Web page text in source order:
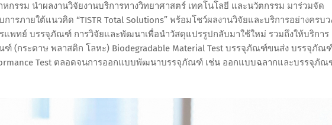
รรม นำผลงานวิจัยงานบริการทางวิทยาศาสตร์ เทคโนโลยี และนวัตกรรม มาร่วมจัด
รภายใต้แนวคิด “TISTR Total Solutions” พร้อมโชว์ผลงานวิจัยและบริการอย่างครบว
แพทย์ บรรจุภัณฑ์ การวิจัยและพัฒนาเพื่อนำวัสดุแปรรูปกลับมาใช้ใหม่ รวมถึงให้บริการ
(กระดาษ พลาสติก โลหะ) Biodegradable Material Test บรรจุภัณฑ์ขนส่ง บรรจุภัณ
Test ตลอดจนการออกแบบพัฒนาบรรจุภัณฑ์ เช่น ออกแบบฉลากและบรรจุภัณ